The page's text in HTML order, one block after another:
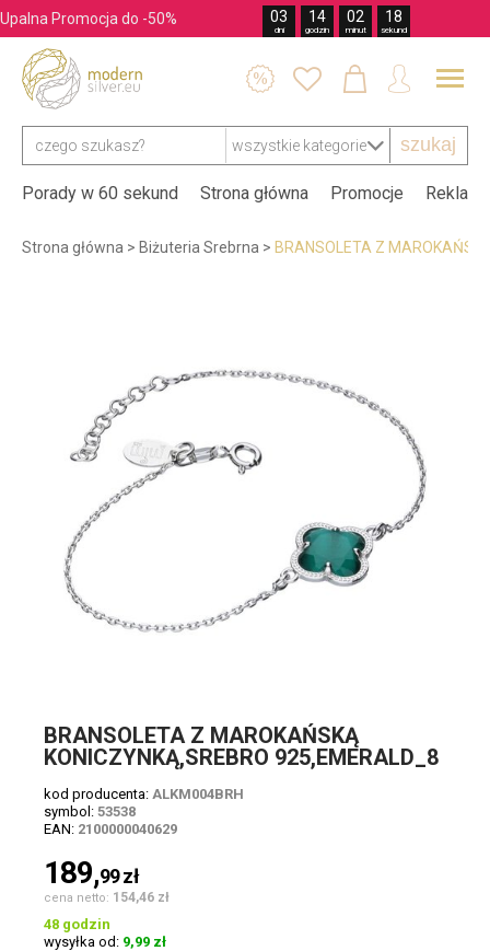
Upalna Promocja do -50% 03
dni
14
godzin
02
minut
17
sekund
szukaj
   
Porady w 60 sekund Strona główna Promocje
Strona główna > Biżuteria Srebrna > BRANSOLETA Z
BRANSOLETA Z MAROKAŃSKĄ
KONICZYNKĄ,SREBRO 925,EMERALD_8
kod producenta: ALKM004BRH
symbol: 53538
EAN: 2100000040629
189,99zł
cena netto: 154,46 zł
48 godzin
wysyłka od: 9,99 zł